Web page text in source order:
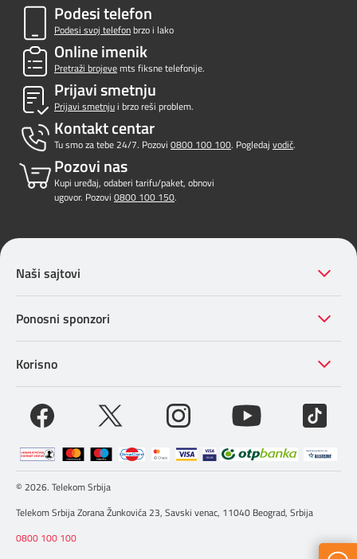
Podesi telefon
Podesi svoj telefonbrzo i lako
Online imenik
Pretraži brojevemts fiksne telefonije.
Prijavi smetnju
Prijavi smetnjui brzo reši problem.
Kontakt centar
Tu smo za tebe 24/7. Pozovi 0800 100 100. Pogledaj vodič.
Pozovi nas
Kupi uređaj, odaberi tarifu/paket, obnovi
ugovor. Pozovi 0800 100 150.
Naši sajtovi
Ponosni sponzori
Korisno
© 2026. Telekom Srbija
Telekom Srbija Zorana Žunkovića 23, Savski venac, 11040 Beograd, Srbija
0800 100 100